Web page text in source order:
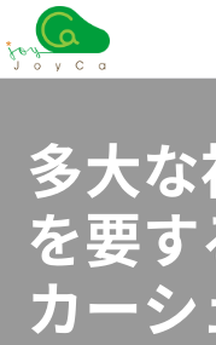
多大
を要す
カー